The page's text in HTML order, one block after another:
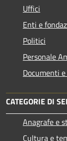
Uffici
Enti e
Politici
Personale
Documenti
CATEGORIE DI
Anagrafe e
Cultura e